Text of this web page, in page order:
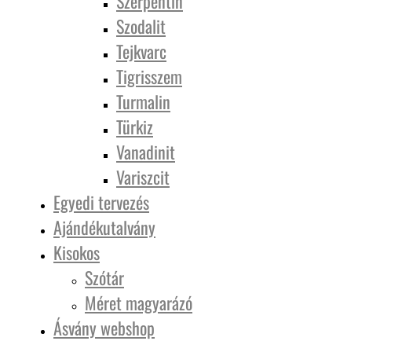
Szodalit
Tejkvarc
Tigrisszem
Turmalin
Türkiz
Vanadinit
Variszcit
Egyedi tervezés
Ajándékutalvány
Kisokos
Szótár
Méret magyarázó
Ásvány webshop